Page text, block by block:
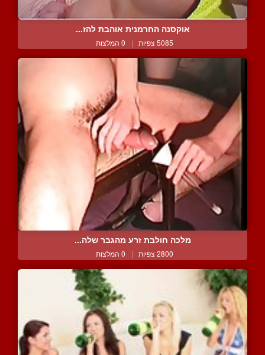
אוקסנה החרמנית אוהבת להז...
5085 צפיות | 0 המלצות
מלכה חולבת זרע מהגבר שלה...
2800 צפיות | 0 המלצות